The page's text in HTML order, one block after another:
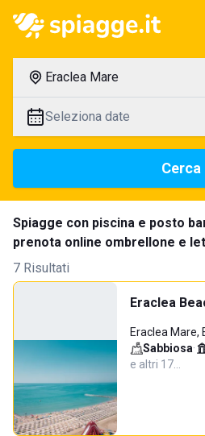
Eraclea Mare
Seleziona date
Cerca
Spiagge con piscina e posto
prenota online ombrellone e
7 Risultati
Eraclea
Eraclea Mare,
Sabbiosa·
e altri 17…